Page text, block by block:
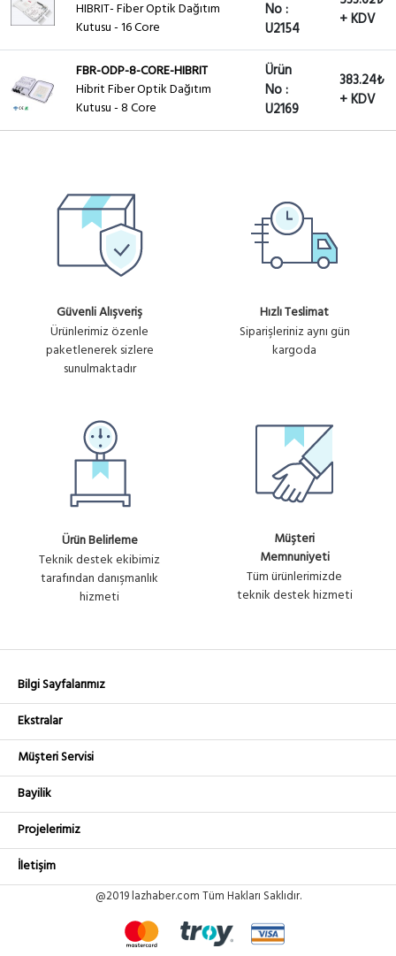
HIBRIT- Fiber Optik Dağıtım
Kutusu - 16 Core
No :
U2154
+ KDV
FBR-ODP-8-CORE-HIBRIT
Hibrit Fiber Optik Dağıtım
Kutusu - 8 Core
Ürün
No :
U2169
383.24₺
+ KDV
Güvenli Alışveriş
Ürünlerimiz özenle
paketlenerek sizlere
sunulmaktadır
Hızlı Teslimat
Siparişleriniz aynı gün
kargoda
Ürün Belirleme
Teknik destek ekibimiz
tarafından danışmanlık
hizmeti
Müşteri
Memnuniyeti
Tüm ürünlerimizde
teknik destek hizmeti
Bilgi Sayfalarımız
Ekstralar
Müşteri Servisi
Bayilik
Projelerimiz
İletişim
@2019 lazhaber.com Tüm Hakları Saklıdır.